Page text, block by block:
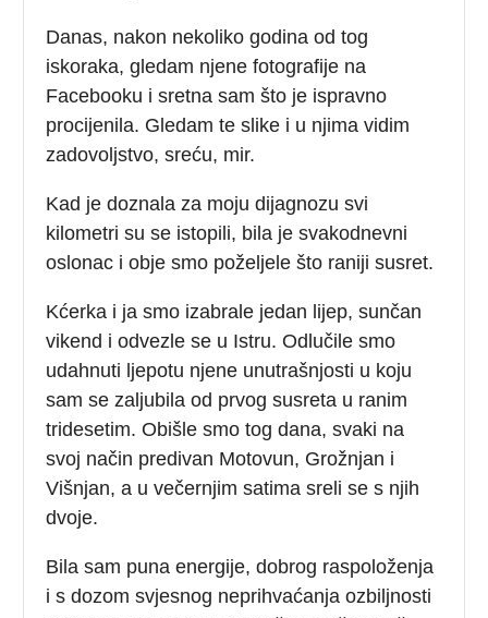
Danas, nakon nekoliko godina od tog
iskoraka, gledam njene fotografije na
Facebooku i sretna sam što je ispravno
procijenila. Gledam te slike i u njima vidim
zadovoljstvo, sreću, mir.
Kad je doznala za moju dijagnozu svi
kilometri su se istopili, bila je svakodnevni
oslonac i obje smo poželjele što raniji susret.
Kćerka i ja smo izabrale jedan lijep, sunčan
vikend i odvezle se u Istru. Odlučile smo
udahnuti ljepotu njene unutrašnjosti u koju
sam se zaljubila od prvog susreta u ranim
tridesetim. Obišle smo tog dana, svaki na
svoj način predivan Motovun, Grožnjan i
Višnjan, a u večernjim satima sreli se s njih
dvoje.
Bila sam puna energije, dobrog raspoloženja
i s dozom svjesnog neprihvaćanja ozbiljnosti